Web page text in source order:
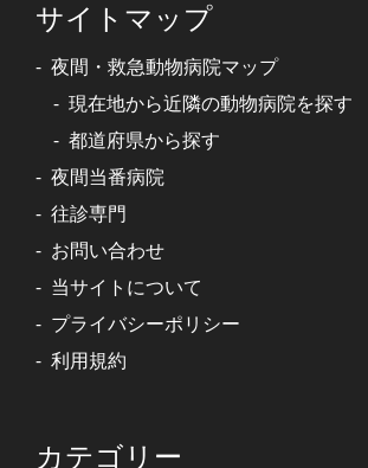
サイトマップ
夜間・救急動物病院マップ
現在地から近隣の動物病院を探す
都道府県から探す
夜間当番病院
往診専門
お問い合わせ
当サイトについて
プライバシーポリシー
利用規約
カテゴリー